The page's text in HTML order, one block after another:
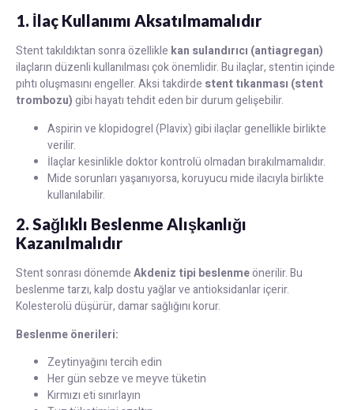
1. İlaç Kullanımı Aksatılmamalıdır
Stent takıldıktan sonra özellikle kan sulandırıcı (antiagregan)
ilaçların düzenli kullanılması çok önemlidir. Bu ilaçlar, stentin içinde
pıhtı oluşmasını engeller. Aksi takdirde stent tıkanması (stent
trombozu)gibi hayatı tehdit eden bir durum gelişebilir.
Aspirin ve klopidogrel (Plavix) gibi ilaçlar genellikle birlikte
verilir.
İlaçlar kesinlikle doktor kontrolü olmadan bırakılmamalıdır.
Mide sorunları yaşanıyorsa, koruyucu mide ilacıyla birlikte
kullanılabilir.
2. Sağlıklı Beslenme Alışkanlığı
Kazanılmalıdır
Stent sonrası dönemdeAkdeniz tipi beslenmeönerilir. Bu
beslenme tarzı, kalp dostu yağlar ve antioksidanlar içerir.
Kolesterolü düşürür, damar sağlığını korur.
Beslenme önerileri:
Zeytinyağını tercih edin
Her gün sebze ve meyve tüketin
Kırmızı eti sınırlayın